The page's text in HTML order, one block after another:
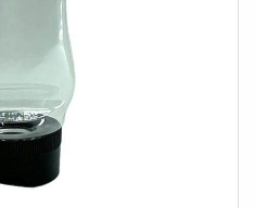
autoridade em sua área de
quando pesquisar
com os serviços;
Inovadora;
IMPORTANTES SOBRE
existem as melhores
o assunto for pote pet
opções como frascos